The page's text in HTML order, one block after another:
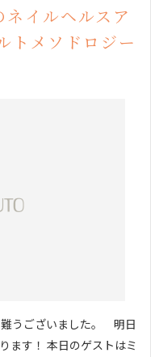
イルヘルスア
トメソドロジー
うございました。 明日
ます！ 本日のゲストはミ